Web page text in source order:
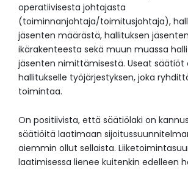
operatiivisesta johtajasta
(toiminnanjohtaja/toimitusjohtaja),
jäsenten määrästä, hallituksen
ikärakenteesta sekä muun muassa
jäsenten nimittämisestä. Useat
hallitukselle työjärjestyksen, joka
toimintaa.
On positiivista, että säätiölaki on
säätiöitä laatimaan
aiemmin ollut sellaista.
laatimisessa lienee kuitenkin edelleen